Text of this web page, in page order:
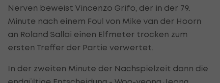
Nerven beweist Vincenzo Grifo, der in der 79.
Minute nach einem Foul von Mike van der Hoorn
an Roland Sallai einen Elfmeter trocken zum
ersten Treffer der Partie verwertet.
In der zweiten Minute der Nachspielzeit dann die